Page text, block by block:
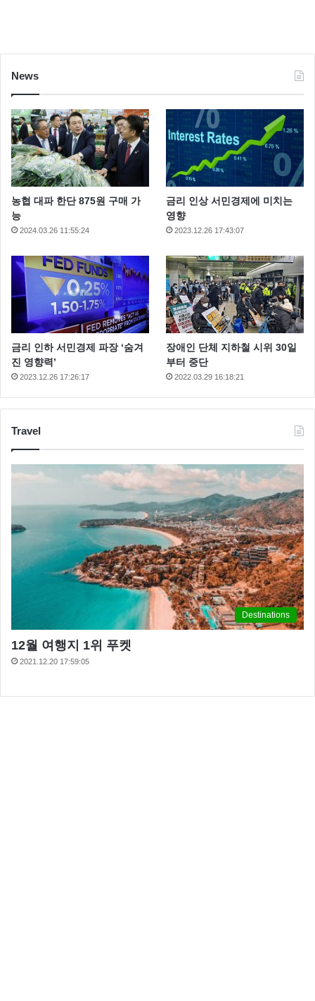
News
농협 대파 한단 875원 구매 가
능
2024.03.26 11:55:24
금리 인상 서민경제에 미치는
영향
2023.12.26 17:43:07
금리 인하 서민경제 파장 ‘숨겨
진 영향력’
2023.12.26 17:26:17
장애인 단체 지하철 시위 30일
부터 중단
2022.03.29 16:18:21
Travel
Destinations
12월 여행지 1위 푸켓
2021.12.20 17:59:05